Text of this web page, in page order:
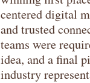
centered digital
and trusted
teams were
idea, and a final
industry